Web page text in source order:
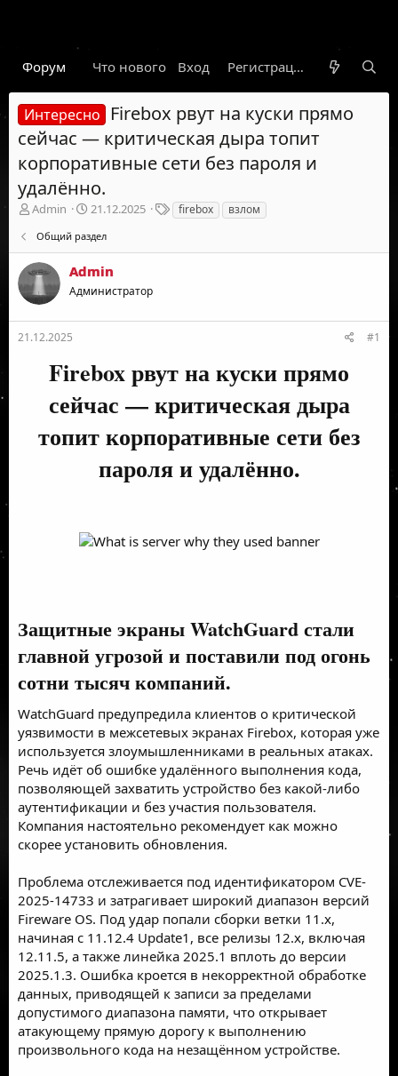
Форум Что нового Гарант Новости
Вход Регистрация
Интересно
Firebox рвут на куски прямо
сейчас — критическая дыра топит
корпоративные сети без пароля и
удалённо.
А
о
р
т
е
м
ы
Admin
Д
т
а
н
а
а
21.12.2025
Т
е
и
firebox взлом
Общий раздел
Admin
Администратор
21.12.2025 #1
Firebox рвут на куски прямо
сейчас — критическая дыра
топит корпоративные сети без
пароля и удалённо.
Защитные экраны WatchGuard стали
главной угрозой и поставили под огонь
сотни тысяч компаний.
WatchGuard предупредила клиентов о критической
уязвимости в межсетевых экранах Firebox, которая уже
используется злоумышленниками в реальных атаках.
Речь идёт об ошибке удалённого выполнения кода,
позволяющей захватить устройство без какой-либо
аутентификации и без участия пользователя.
Компания настоятельно рекомендует как можно
скорее установить обновления.
Проблема отслеживается под идентификатором CVE-
2025-14733 и затрагивает широкий диапазон версий
Fireware OS. Под удар попали сборки ветки 11.x,
начиная с 11.12.4 Update1, все релизы 12.x, включая
12.11.5, а также линейка 2025.1 вплоть до версии
2025.1.3. Ошибка кроется в некорректной обработке
данных, приводящей к записи за пределами
допустимого диапазона памяти, что открывает
атакующему прямую дорогу к выполнению
произвольного кода на незащённом устройстве.